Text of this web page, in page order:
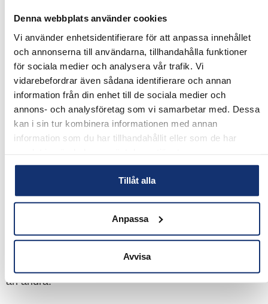
Denna webbplats använder cookies
Vi använder enhetsidentifierare för att anpassa innehållet
och annonserna till användarna, tillhandahålla funktioner
för sociala medier och analysera vår trafik. Vi
vidarebefordrar även sådana identifierare och annan
information från din enhet till de sociala medier och
annons- och analysföretag som vi samarbetar med. Dessa
kan i sin tur kombinera informationen med annan
information som du har tillhandahållit eller som de har
Tillåt alla
Anpassa
Avvisa
Vilken typ av avlopp
ska du välja?
Kommunen du bor i har beslutat om vissa krav som
ditt enskilda avlopp måste uppfylla.
Ta reda på vilken typ av mark du har där du planerar
att lägga ditt avlopp. Finns det vattentäkter, sjöar eller
än andra.
ATT TÄNKA PÅ